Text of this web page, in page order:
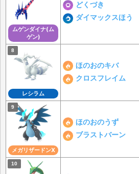
ムゲンダイナ(ム
ゲン)
どくづき
ダイマックスほう
レシラム
ほのおのキバ
クロスフレイム
メガリザードンX
ほのおのうず
ブラストバーン